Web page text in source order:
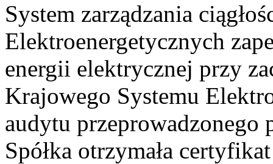
System zarządzania
Elektroenergetycznych
energii elektrycznej przy
Krajowego Systemu
audytu przeprowadzonego
Spółka otrzymała